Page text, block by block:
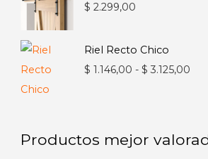
$ 2.299,00
Riel Recto Chico
$ 1.146,00 - $ 3.125,00
$
Productos mejor